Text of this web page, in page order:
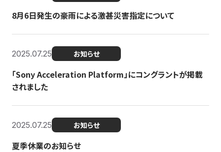
8月6日発生の豪雨による激甚災害指定について
2025.07.25 お知らせ
「Sony Acceleration Platform」にコングラントが掲載
されました
2025.07.25 お知らせ
夏季休業のお知らせ